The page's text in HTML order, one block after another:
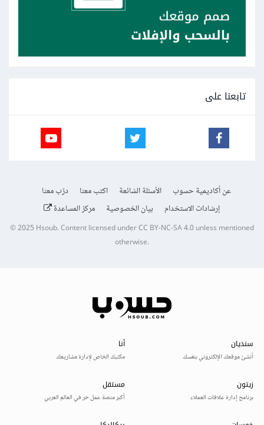
تابعنا على
عن أكاديمية حسوب الأسئلة الشائعة اكتب معنا
درّب معنا
إرشادات الاستخدام
بيان الخصوصية مركز المساعدة
© 2025Hsoub.Content licensed underCC BY-NC-SA 4.0unless mentioned
otherwise.